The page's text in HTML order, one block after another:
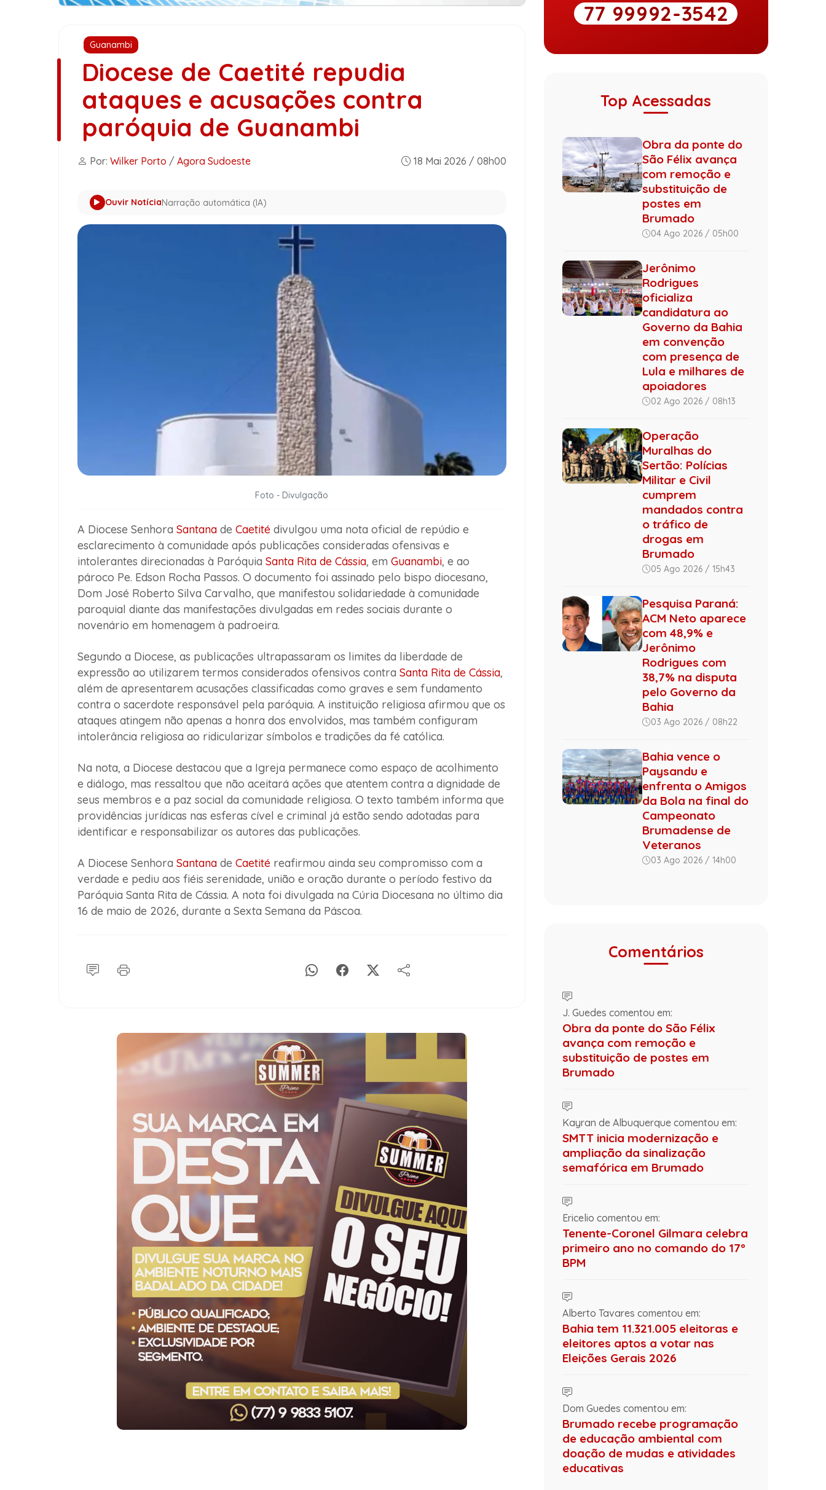
Guanambi
Diocese de Caetité repudia
ataques e acusações contra
paróquia de Guanambi
Por: Wilker Porto / Agora Sudoeste 18 Mai 2026 / 08h00
Ouvir NotíciaNarração automática (IA)
Foto - Divulgação
A Diocese Senhora Santanade Caetitédivulgou uma nota oficial de repúdio e
esclarecimento à comunidade após publicações consideradas ofensivas e
intolerantes direcionadas à Paróquia Santa Rita de Cássia, em Guanambi, e ao
pároco Pe. Edson Rocha Passos. O documento foi assinado pelo bispo diocesano,
Dom José Roberto Silva Carvalho, que manifestou solidariedade à comunidade
paroquial diante das manifestações divulgadas em redes sociais durante o
novenário em homenagem à padroeira.
Segundo a Diocese, as publicações ultrapassaram os limites da liberdade de
expressão ao utilizarem termos considerados ofensivos contra Santa Rita de Cássia,
além de apresentarem acusações classificadas como graves e sem fundamento
contra o sacerdote responsável pela paróquia. A instituição religiosa afirmou que os
ataques atingem não apenas a honra dos envolvidos, mas também configuram
intolerância religiosa ao ridicularizar símbolos e tradições da fé católica.
Na nota, a Diocese destacou que a Igreja permanece como espaço de acolhimento
e diálogo, mas ressaltou que não aceitará ações que atentem contra a dignidade de
seus membros e a paz social da comunidade religiosa. O texto também informa que
providências jurídicas nas esferas cível e criminal já estão sendo adotadas para
identificar e responsabilizar os autores das publicações.
A Diocese Senhora Santanade Caetitéreafirmou ainda seu compromisso com a
verdade e pediu aos fiéis serenidade, união e oração durante o período festivo da
Paróquia Santa Rita de Cássia. A nota foi divulgada na Cúria Diocesana no último dia
16 de maio de 2026, durante a Sexta Semana da Páscoa.
77 99992-3542
Top Acessadas
Obra da ponte do
São Félix avança
com remoção e
substituição de
postes em
Brumado
04 Ago 2026 / 05h00
Jerônimo
Rodrigues
oficializa
candidatura ao
Governo da Bahia
em convenção
com presença de
Lula e milhares de
apoiadores
02 Ago 2026 / 08h13
Operação
Muralhas do
Sertão: Polícias
Militar e Civil
cumprem
mandados contra
o tráfico de
drogas em
Brumado
05 Ago 2026 / 15h43
Pesquisa Paraná:
ACM Neto aparece
com 48,9% e
Jerônimo
Rodrigues com
38,7% na disputa
pelo Governo da
Bahia
03 Ago 2026 / 08h22
Bahia vence o
Paysandu e
enfrenta o Amigos
da Bola na final do
Campeonato
Brumadense de
Veteranos
03 Ago 2026 / 14h00
Comentários
J. Guedes comentou em:
Obra da ponte do São Félix
avança com remoção e
substituição de postes em
Brumado
Kayran de Albuquerque comentou em:
SMTT inicia modernização e
ampliação da sinalização
semafórica em Brumado
Ericelio comentou em:
Tenente-Coronel Gilmara celebra
primeiro ano no comando do 17º
BPM
Alberto Tavares comentou em:
Bahia tem 11.321.005 eleitoras e
eleitores aptos a votar nas
Eleições Gerais 2026
Dom Guedes comentou em:
Brumado recebe programação
de educação ambiental com
doação de mudas e atividades
educativas